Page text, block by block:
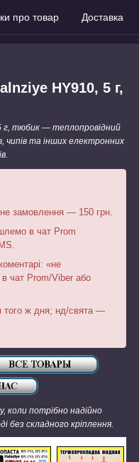
про товар Доставка
HY910, 5 г,
г, тюбик — теплопровідний
чипів та інших електронних
замовлення — 150 грн.
в чат Prom
«не
в чат Prom/Viber або
того ж дня; нд/свята —
коли потрібно надійно
без складного кріплення.